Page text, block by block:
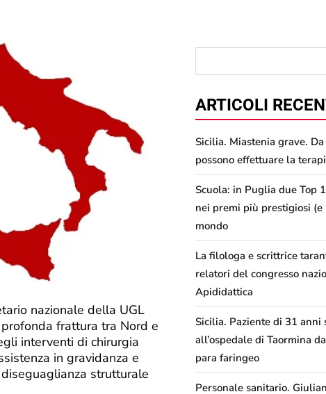
nazionale della UGL
frattura tra Nord e
interventi di chirurgia
in gravidanza e
strutturale
ARTICOLI
Sicilia. Miastenia grave.
possono effettuare la
Scuola: in Puglia due Top
nei premi più prestigiosi (e
mondo
La filologa e scrittrice
relatori del congresso
Apididattica
Sicilia. Paziente di 31 anni
all’ospedale di Taormina
para faringeo
Personale sanitario.